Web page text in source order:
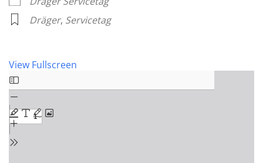
Dräger, Servicetag
View Fullscreen
Zum PDF-Inhalt springen